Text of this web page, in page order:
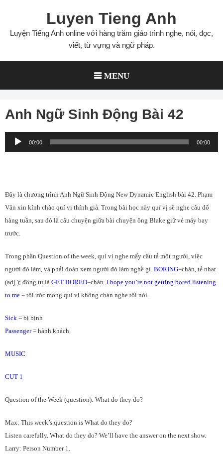
content
Luyen Tieng Anh
Luyện Tiếng Anh online với hàng trăm giáo trình nghe, nói, đọc,
viết, từ vựng và ngữ pháp.
MENU
Anh Ngữ Sinh Động Bài 42
Audio
Player
00:00 00:00
Đây là chương trình Anh Ngữ Sinh Động New Dynamic English bài 42. Phạm
Văn xin kính chào quí vị thính giả. Trong bài học này quí vị sẽ nghe câu đố
hàng tuần, sau đó là câu chuyện giữa bài chuyện ông Blake giữ vé máy bay
trước.
Trong phần Question of the week, quí vị nghe mấy câu tả một người, việc
người đó làm, và phải đoán xem người đó làm nghề gì. BORING=chán, tẻ nhạt
(adj.); động tự là GET BORED=chán. I hope you’re not getting bored listening
to me = tôi ước mong quí vị không chán nghe tôi nói.
Sick = bị bịnh
Passenger= hành khách.
MUSIC
CUT 1
Question of the Week (question): What do they do?
Max: This week’s question is What do they do?
Listen carefully. What do they do? We’ll have the answer on the next show.
Larry: Person Number 1.